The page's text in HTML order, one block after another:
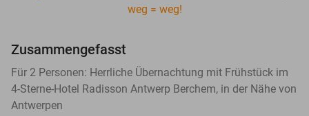
weg = weg!
Zusammengefasst
Für 2 Personen: Herrliche Übernachtung mit Frühstück im
4-Sterne-Hotel Radisson Antwerp Berchem, in der Nähe von
Antwerpen